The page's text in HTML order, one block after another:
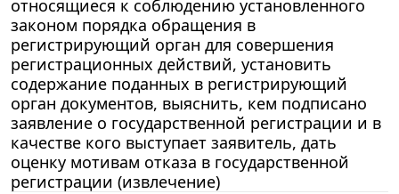
относящиеся к соблюдению установленного
законом порядка обращения в
регистрирующий орган для совершения
регистрационных действий, установить
содержание поданных в регистрирующий
орган документов, выяснить, кем подписано
заявление о государственной регистрации и в
качестве кого выступает заявитель, дать
оценку мотивам отказа в государственной
регистрации (извлечение)